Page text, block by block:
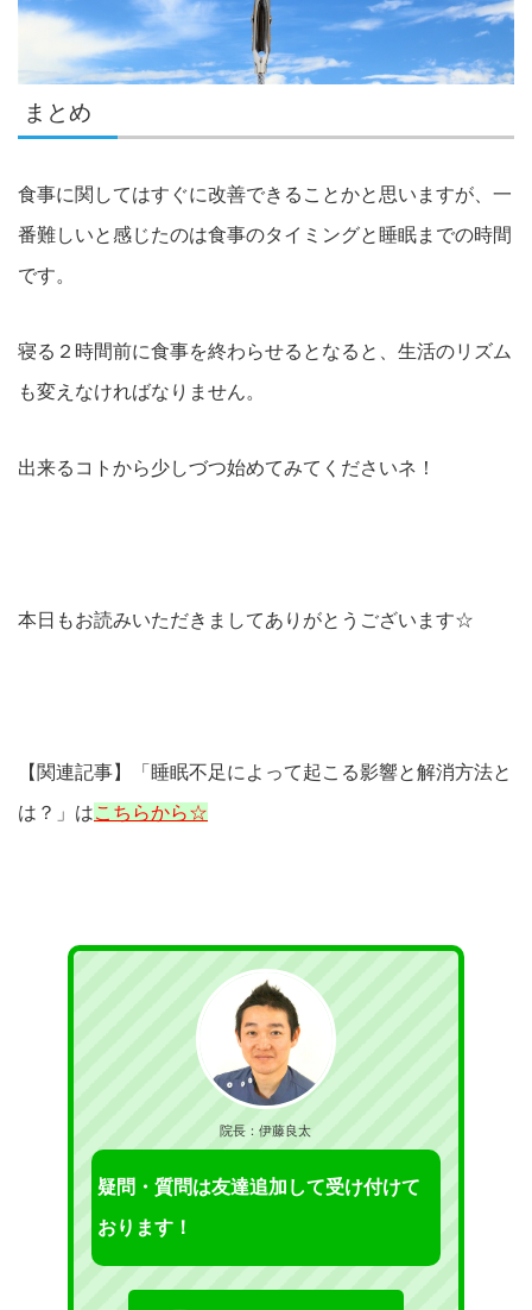
まとめ
食事に関してはすぐに改善できることかと思いますが、一
番難しいと感じたのは食事のタイミングと睡眠までの時間
です。
寝る２時間前に食事を終わらせるとなると、生活のリズム
も変えなければなりません。
出来るコトから少しづつ始めてみてくださいネ！
本日もお読みいただきましてありがとうございます☆
【関連記事】「睡眠不足によって起こる影響と解消方法と
は？」はこちらから☆
院長：伊藤良太
疑問・質問は友達追加して受け付けて
おります！